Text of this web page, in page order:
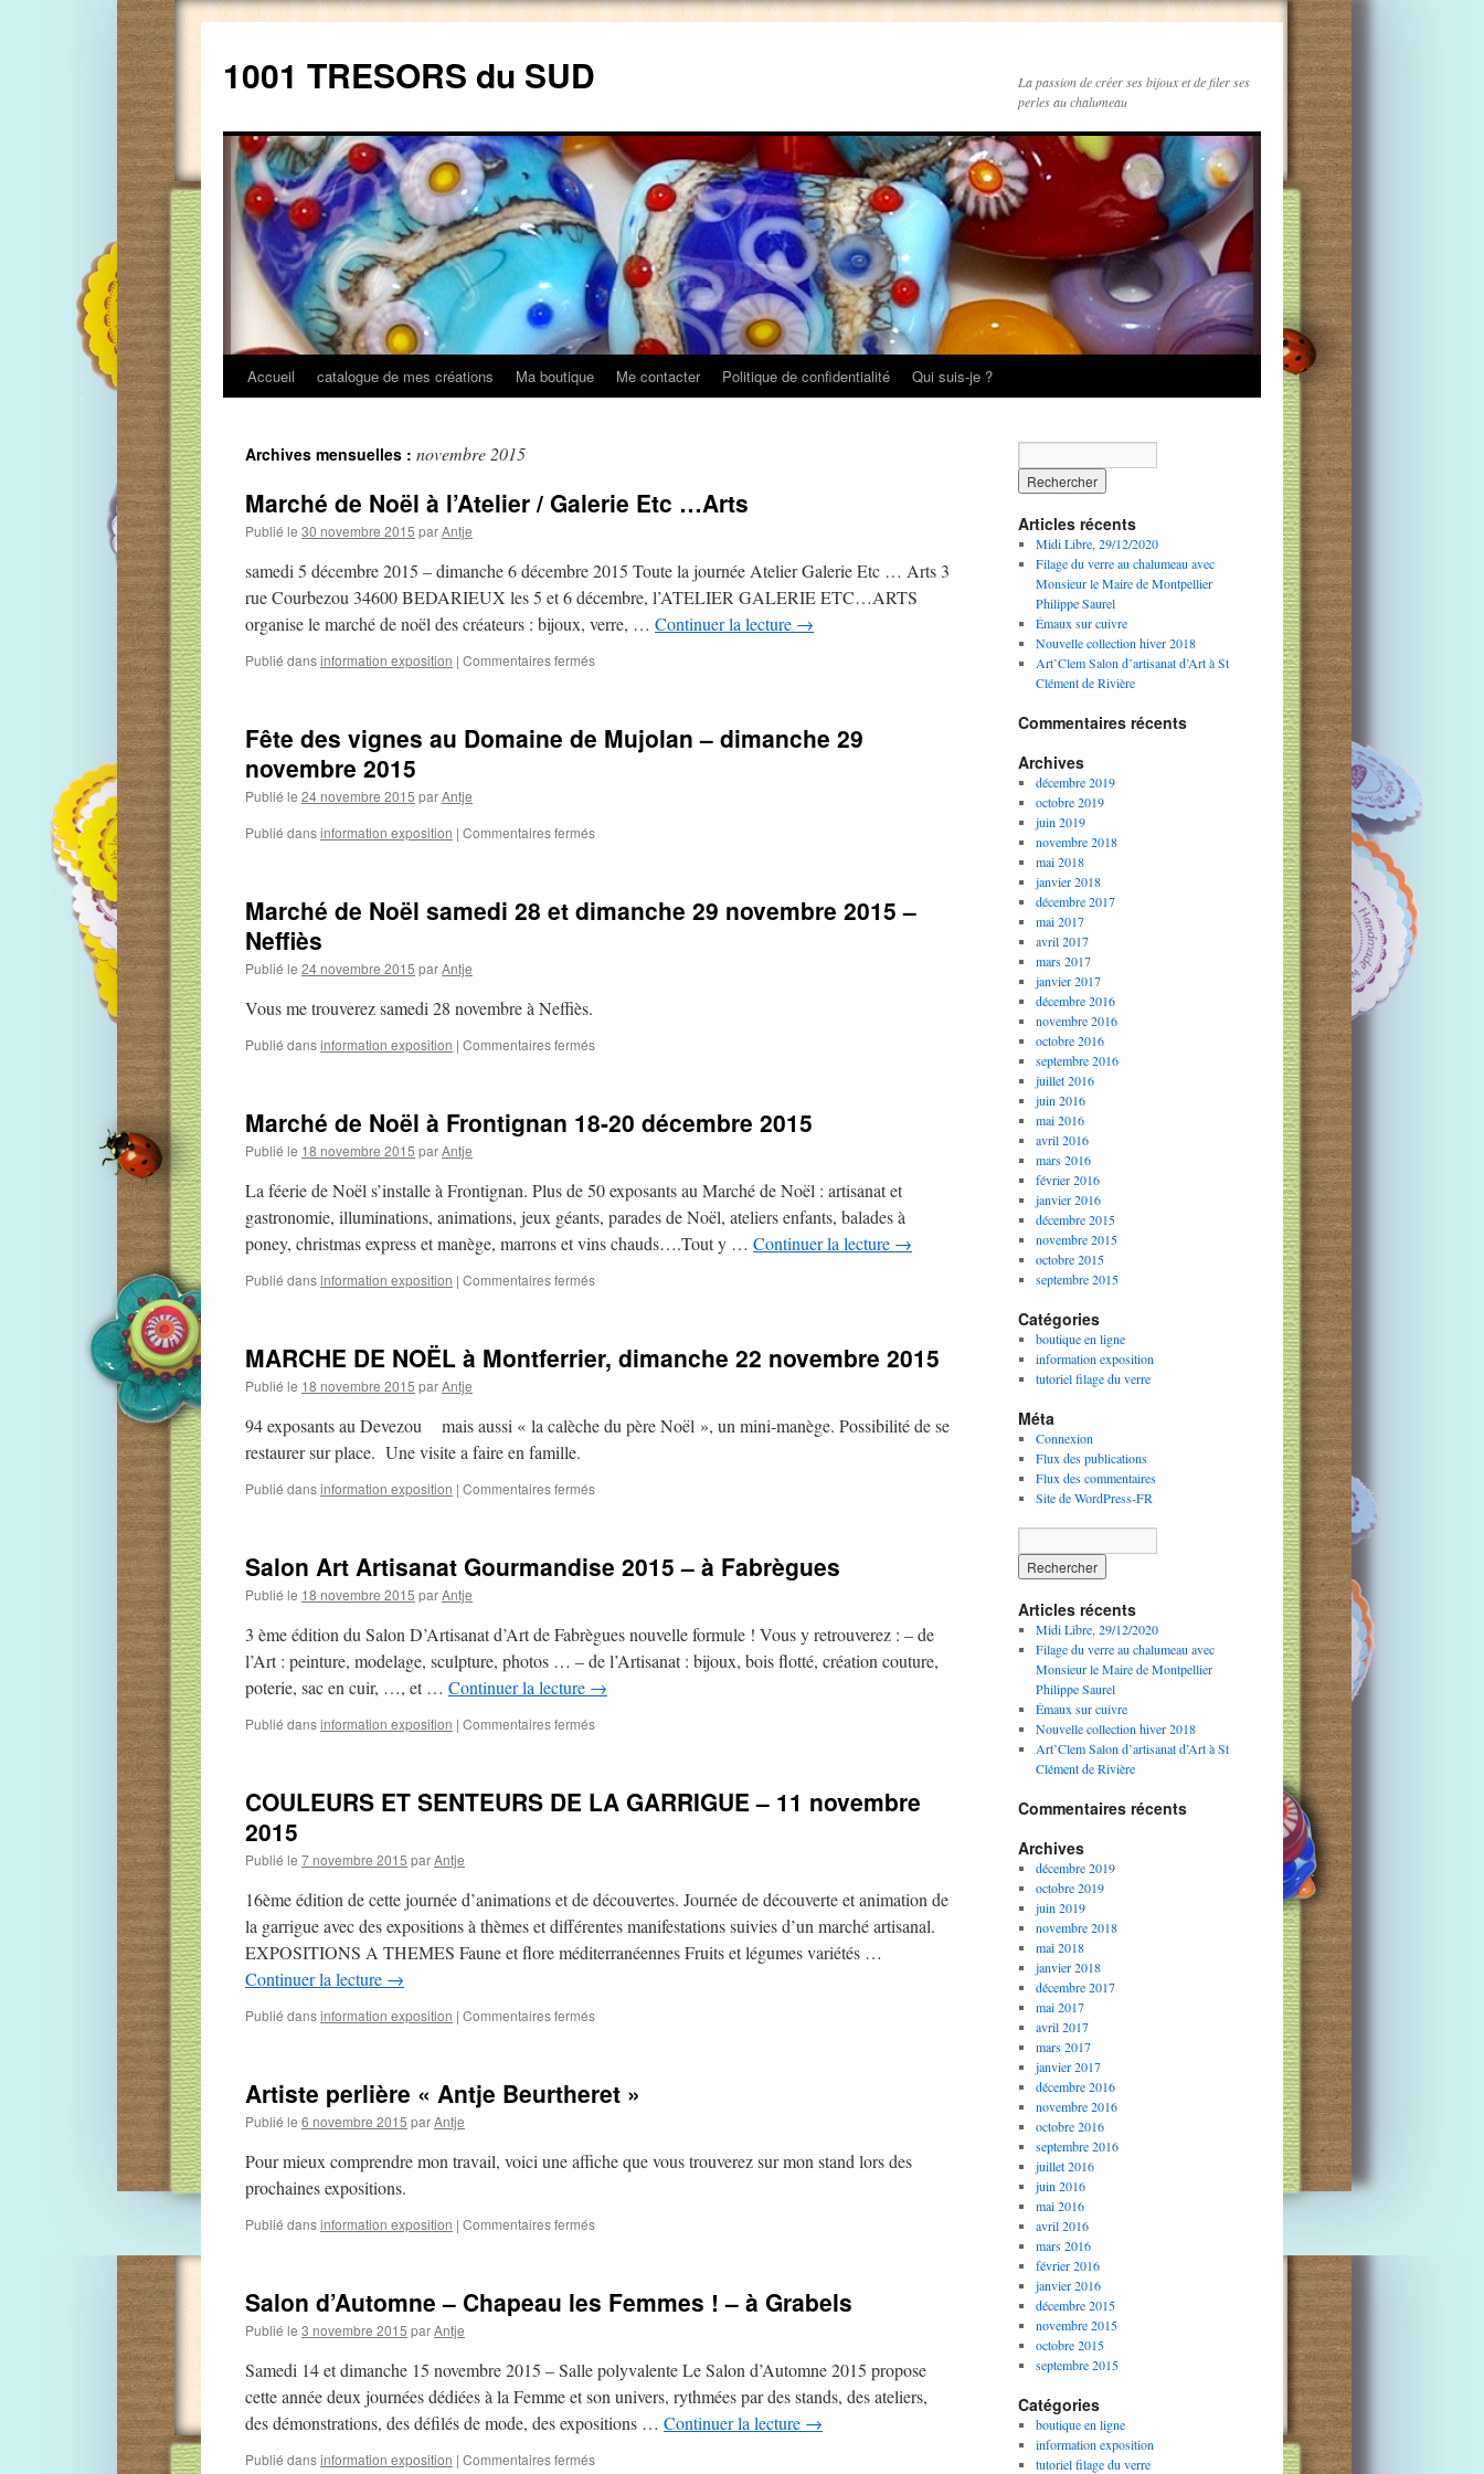
contenu
1001 TRESORS du SUD
La passion de créer ses bijoux et de filer ses
perles au chalumeau
Accueil catalogue de mes créations Ma boutique Me contacter Politique de confidentialité Qui suis-je ?
Archives mensuelles : novembre 2015
Marché de Noël à l’Atelier / Galerie Etc …Arts
Publié le 30 novembre 2015 parAntje
samedi 5 décembre 2015 – dimanche 6 décembre 2015 Toute la journée Atelier Galerie Etc … Arts 3
rue Courbezou 34600 BEDARIEUX les 5 et 6 décembre, l’ATELIER GALERIE ETC…ARTS
organise le marché de noël des créateurs : bijoux, verre, … Continuer la lecture →
Publié dansinformation exposition | Commentaires ferméssur
à
…
Fête des vignes au Domaine de Mujolan – dimanche 29
novembre 2015
Publié le 24 novembre 2015 parAntje
Publié dansinformation exposition | Commentaires ferméssur
au
novembre
Marché de Noël samedi 28 et dimanche 29 novembre 2015 –
Neffiès
Publié le 24 novembre 2015 parAntje
Vous me trouverez samedi 28 novembre à Neffiès.
Publié dansinformation exposition | Commentaires ferméssur
samedi
dimanche
29
novembre
2015
Neffiès
Marché de Noël à Frontignan 18-20 décembre 2015
Publié le 18 novembre 2015 parAntje
La féerie de Noël s’installe à Frontignan. Plus de 50 exposants au Marché de Noël : artisanat et
gastronomie, illuminations, animations, jeux géants, parades de Noël, ateliers enfants, balades à
poney, christmas express et manège, marrons et vins chauds….Tout y … Continuer la lecture →
Publié dansinformation exposition | Commentaires ferméssur
à
Frontignan
20
décembre
MARCHE DE NOËL à Montferrier, dimanche 22 novembre 2015
Publié le 18 novembre 2015 parAntje
94 exposants au Devezou mais aussi « la calèche du père Noël », un mini-manège. Possibilité de se
restaurer sur place. Une visite a faire en famille.
Publié dansinformation exposition | Commentaires ferméssur
à
novembre
2015
Salon Art Artisanat Gourmandise 2015 – à Fabrègues
Publié le 18 novembre 2015 parAntje
3 ème édition du Salon D’Artisanat d’Art de Fabrègues nouvelle formule ! Vous y retrouverez : – de
l’Art : peinture, modelage, sculpture, photos … – de l’Artisanat : bijoux, bois flotté, création couture,
poterie, sac en cuir, …, et … Continuer la lecture →
Publié dansinformation exposition | Commentaires ferméssur
Gourmandise
COULEURS ET SENTEURS DE LA GARRIGUE – 11 novembre
2015
Publié le 7 novembre 2015 parAntje
16ème édition de cette journée d’animations et de découvertes. Journée de découverte et animation de
la garrigue avec des expositions à thèmes et différentes manifestations suivies d’un marché artisanal.
EXPOSITIONS A THEMES Faune et flore méditerranéennes Fruits et légumes variétés …
Continuer la lecture →
Publié dansinformation exposition | Commentaires ferméssur
DE
11
Artiste perlière « Antje Beurtheret »
Publié le 6 novembre 2015 parAntje
Pour mieux comprendre mon travail, voici une affiche que vous trouverez sur mon stand lors des
prochaines expositions.
Publié dansinformation exposition | Commentaires ferméssur
Beurtheret »
Salon d’Automne – Chapeau les Femmes ! – à Grabels
Publié le 3 novembre 2015 parAntje
Samedi 14 et dimanche 15 novembre 2015 – Salle polyvalente Le Salon d’Automne 2015 propose
cette année deux journées dédiées à la Femme et son univers, rythmées par des stands, des ateliers,
des démonstrations, des défilés de mode, des expositions … Continuer la lecture →
Publié dansinformation exposition | Commentaires ferméssur
Articles récents
Midi Libre, 29/12/2020
Filage du verre au chalumeau avec
Monsieur le Maire de Montpellier
Philippe Saurel
Émaux sur cuivre
Nouvelle collection hiver 2018
Art’Clem Salon d’artisanat d’Art à St
Clément de Rivière
Commentaires récents
Archives
décembre 2019
octobre 2019
juin 2019
novembre 2018
mai 2018
janvier 2018
décembre 2017
mai 2017
avril 2017
mars 2017
janvier 2017
décembre 2016
novembre 2016
octobre 2016
septembre 2016
juillet 2016
juin 2016
mai 2016
avril 2016
mars 2016
février 2016
janvier 2016
décembre 2015
novembre 2015
octobre 2015
septembre 2015
Catégories
boutique en ligne
information exposition
tutoriel filage du verre
Méta
Connexion
Flux des publications
Flux des commentaires
Site de WordPress-FR
Articles récents
Midi Libre, 29/12/2020
Filage du verre au chalumeau avec
Monsieur le Maire de Montpellier
Philippe Saurel
Émaux sur cuivre
Nouvelle collection hiver 2018
Art’Clem Salon d’artisanat d’Art à St
Clément de Rivière
Commentaires récents
Archives
décembre 2019
octobre 2019
juin 2019
novembre 2018
mai 2018
janvier 2018
décembre 2017
mai 2017
avril 2017
mars 2017
janvier 2017
décembre 2016
novembre 2016
octobre 2016
septembre 2016
juillet 2016
juin 2016
mai 2016
avril 2016
mars 2016
février 2016
janvier 2016
décembre 2015
novembre 2015
octobre 2015
septembre 2015
Catégories
boutique en ligne
information exposition
tutoriel filage du verre